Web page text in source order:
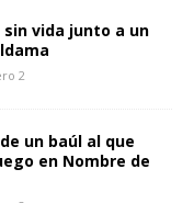
rvida junto a un
2
un baúl al que
en Nombre de